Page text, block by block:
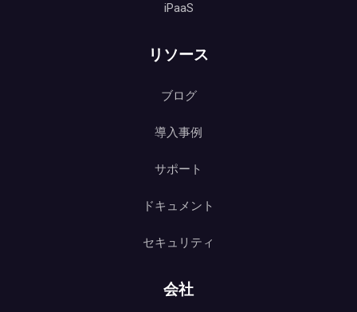
iPaaS
リソース
ブログ
導入事例
サポート
ドキュメント
セキュリティ
会社